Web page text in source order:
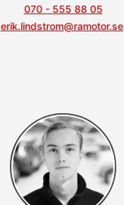
070 - 555 88 05
erik.lindstrom@ramotor.se